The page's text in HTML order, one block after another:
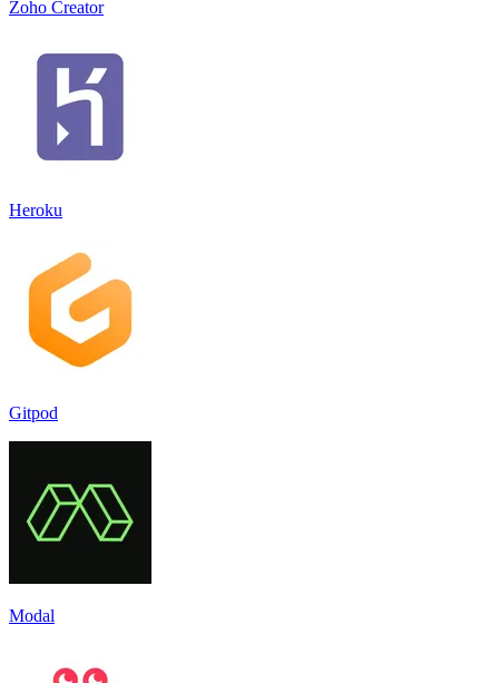
Zoho Creator
Heroku
Gitpod
Modal